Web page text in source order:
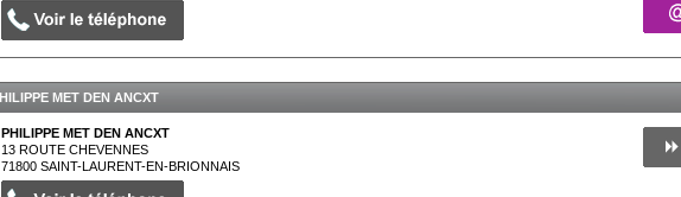
MET DEN ANCXT
PHILIPPE MET DEN ANCXT
13 ROUTE CHEVENNES
71800SAINT-LAURENT-EN-BRIONNAIS